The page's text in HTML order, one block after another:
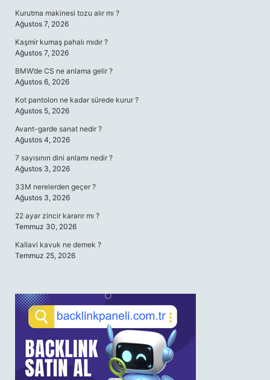
Kurutma makinesi tozu alır mı ?
Ağustos 7, 2026
Kaşmir kumaş pahalı mıdır ?
Ağustos 7, 2026
BMW’de CS ne anlama gelir ?
Ağustos 6, 2026
Kot pantolon ne kadar sürede kurur ?
Ağustos 5, 2026
Avant-garde sanat nedir ?
Ağustos 4, 2026
7 sayısının dini anlamı nedir ?
Ağustos 3, 2026
33M nerelerden geçer ?
Ağustos 3, 2026
22 ayar zincir kararır mı ?
Temmuz 30, 2026
Kallavi kavuk ne demek ?
Temmuz 25, 2026